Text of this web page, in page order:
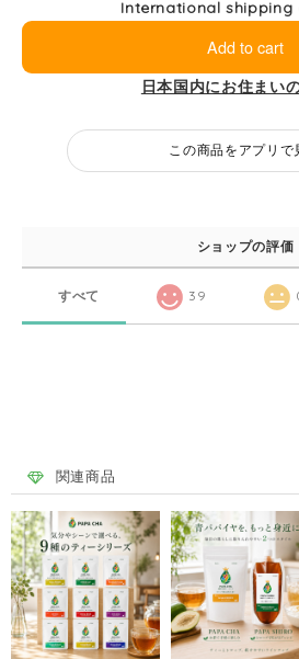
International shipping
Add to cart
日本国内にお住まい
この商品をアプリで
ショップの評価
すべて 39
関連商品